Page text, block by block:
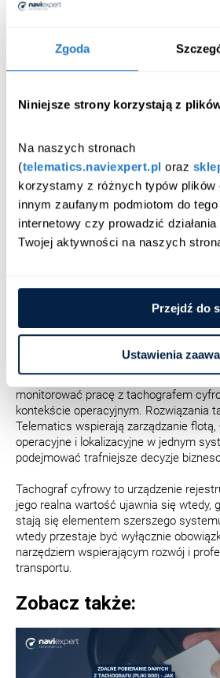
Zgoda
Niniejsze strony korzystają z
Na naszych stronach
(telematics.naviexpert.pl oraz
korzystamy z różnych typów plików
innym zaufanym podmiotom do
internetowy czy prowadzić
Twojej aktywności na naszych
Przejdź do
Ustawienia
Obowiązek posiadania tachografu
tachografu, archiwizację danych z
zgodność z przepisami dotyczącymi
Znaczenie tachografu
nowoczesnym
Choć tachograf jest obowiązkowy z
jego znaczenie wykracza poza aspekt
cyfrowy rejestruje godziny pracy
operacyjne, które mogą wspierać
optymalizację procesów.
Właściwie analizowane dane z
zwiększać bezpieczeństwo na
W nowoczesnej branży transportowej
ma integracja danych z tachografu z
telematycznymi. Dzięki temu
monitorować pracę z tachografem
kontekście operacyjnym. Rozwiązania
Telematics wspierają zarządzanie flotą,
operacyjne i lokalizacyjne w jednym
podejmować trafniejsze decyzje
Tachograf cyfrowy to urządzenie
jego realna wartość ujawnia się wtedy,
stają się elementem szerszego
wtedy przestaje być wyłącznie
narzędziem wspierającym rozwój i
transportu.
Zobacz także: